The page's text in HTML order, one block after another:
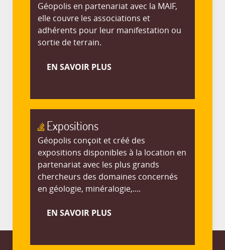
Géopolis en partenariat avec la MAIF,
elle couvre les associations et
adhérents pour leur manifestation ou
sortie de terrain.
EN SAVOIR PLUS
Expositions
Géopolis conçoit et créé des
expositions disponibles à la location en
partenariat avec les plus grands
chercheurs des domaines concernés
en géologie, minéralogie,....
EN SAVOIR PLUS